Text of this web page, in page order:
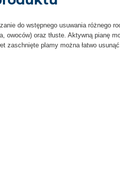
do wstępnego usuwania różnego
oraz tłuste. Aktywną pianę
zaschnięte plamy można łatwo